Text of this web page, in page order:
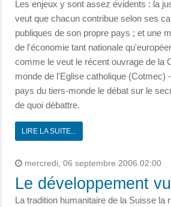
Les enjeux y sont assez évidents : la
veut que chacun contribue selon ses
publiques de son propre pays ; et une
de l'économie tant nationale
comme le veut le récent ouvrage de la
monde de l'Eglise catholique (Cotmec)
pays du tiers-monde le débat sur le
de quoi débattre.
LIRE LA SUITE...
mercredi, 06 septembre 2006 02:00
Le développement
La tradition humanitaire de la Suisse la